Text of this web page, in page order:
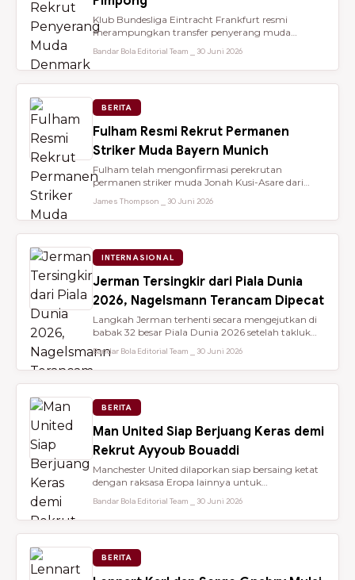
Klub Bundesliga Eintracht Frankfurt resmi
merampungkan transfer penyerang muda
Bandar Bola Editorial Team ⎯ 30 Juni 2026
BERITA
Fulham Resmi Rekrut Permanen
Striker Muda Bayern Munich
Fulham telah mengonfirmasi perekrutan
permanen striker muda Jonah Kusi-Asare dari
James Thompson ⎯ 30 Juni 2026
INTERNASIONAL
Jerman Tersingkir dari Piala Dunia
2026, Nagelsmann Terancam Dipecat
Langkah Jerman terhenti secara mengejutkan di
babak 32 besar Piala Dunia 2026 setelah takluk
Bandar Bola Editorial Team ⎯ 30 Juni 2026
BERITA
Man United Siap Berjuang Keras demi
Rekrut Ayyoub Bouaddi
Manchester United dilaporkan siap bersaing ketat
dengan raksasa Eropa lainnya untuk
Bandar Bola Editorial Team ⎯ 30 Juni 2026
BERITA